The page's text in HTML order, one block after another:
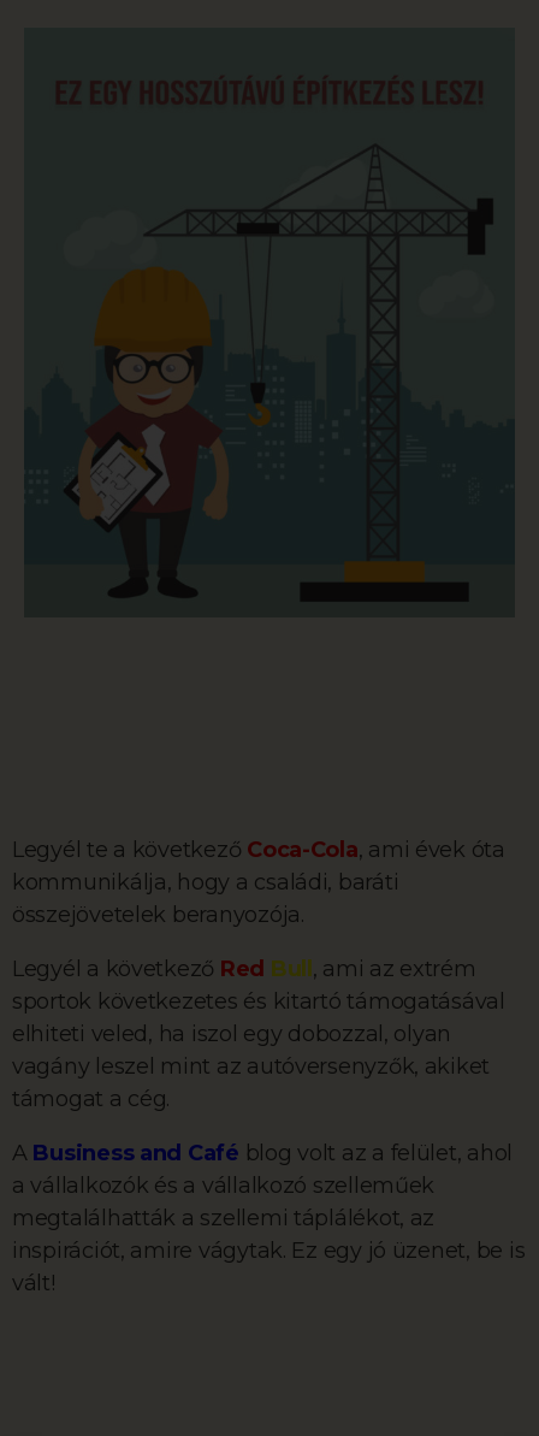
Legyél te a következő Coca-Cola, ami évek óta
kommunikálja, hogy a családi, baráti
összejövetelek beranyozója.
Legyél a következő Red Bull, ami az extrém
sportok következetes és kitartó támogatásával
elhiteti veled, ha iszol egy dobozzal, olyan
vagány leszel mint az autóversenyzők, akiket
támogat a cég.
A Business and Café blog volt az a felület, ahol
a vállalkozók és a vállalkozó szelleműek
megtalálhatták a szellemi táplálékot, az
inspirációt, amire vágytak. Ez egy jó üzenet, be is
vált!